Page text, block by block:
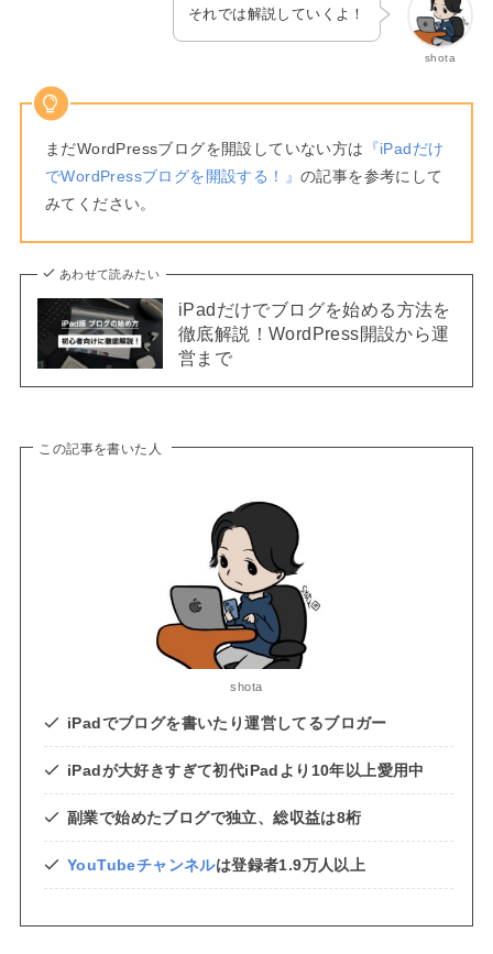
shota
それでは解説していくよ！
まだWordPressブログを開設していない方は 『iPadだけ
でWordPressブログを開設する！』 の記事を参考にして
みてください。
あわせて読みたい
iPadだけでブログを始める方法を
徹底解説！WordPress開設から運
営まで
この記事を書いた人
shota
iPadでブログを書いたり運営してるブロガー
iPadが大好きすぎて初代iPadより10年以上愛用中
副業で始めたブログで独立、総収益は8桁
YouTubeチャンネルは登録者1.9万人以上